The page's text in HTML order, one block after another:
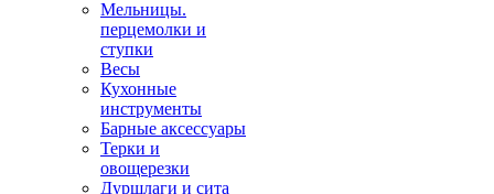
Мельницы.
перцемолки и
ступки
Весы
Кухонные
инструменты
Барные аксессуары
Терки и
овощерезки
Дуршлаги и сита